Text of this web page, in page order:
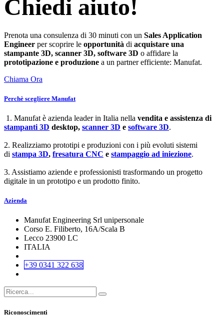
Chiedi aiuto!
Prenota una consulenza di 30 minuti con un Sales Application
Engineer per scoprire le opportunità di acquistare una
stampante 3D, scanner 3D, software 3D o affidare la
prototipazione e produzione a un partner efficiente: Manufat.
Chiama Ora
Perchè scegliere Manufat
1. Manufat è azienda leader in Italia nella vendita e assistenza di
stampanti 3D desktop, scanner 3D e software 3D.
2. Realizziamo prototipi e produzioni con i più evoluti sistemi
di stampa 3D, fresatura CNC e stampaggio ad iniezione.
3. Assistiamo aziende e professionisti trasformando un progetto
digitale in un prototipo e un prodotto finito.
Azienda
Manufat Engineering Srl unipersonale
Corso E. Filiberto, 16A/Scala B
Lecco 23900 LC
ITALIA
+39 0341 322 638
Riconoscimenti